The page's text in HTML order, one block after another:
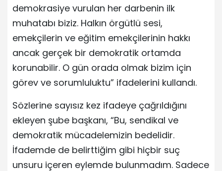
demokrasiye vurulan her darbenin ilk
muhatabı biziz. Halkın örgütlü sesi,
emekçilerin ve eğitim emekçilerinin hakkı
ancak gerçek bir demokratik ortamda
korunabilir. O gün orada olmak bizim için
görev ve sorumluluktu” ifadelerini kullandı.
Sözlerine sayısız kez ifadeye çağrıldığını
ekleyen şube başkanı, “Bu, sendikal ve
demokratik mücadelemizin bedelidir.
İfademde de belirttiğim gibi hiçbir suç
unsuru içeren eylemde bulunmadım. Sadece